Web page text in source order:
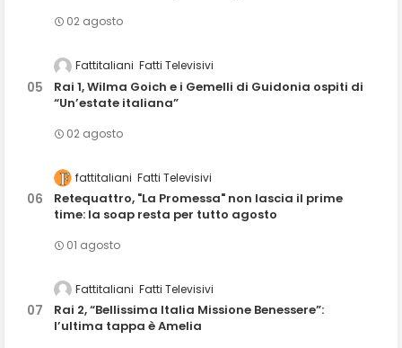
02 agosto
Fattitaliani Fatti Televisivi
Rai 1, Wilma Goich e i Gemelli di Guidonia ospiti di
“Un’estate italiana”
02 agosto
fattitaliani Fatti Televisivi
Retequattro, "La Promessa" non lascia il prime
time: la soap resta per tutto agosto
01 agosto
Fattitaliani Fatti Televisivi
Rai 2, “Bellissima Italia Missione Benessere”:
l’ultima tappa è Amelia